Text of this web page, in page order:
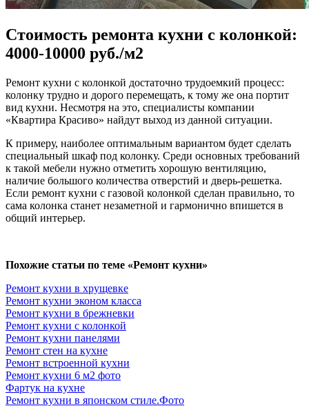
Стоимость ремонта кухни с колонкой:
4000-10000 руб./м2
Ремонт кухни с колонкой достаточно трудоемкий процесс:
колонку трудно и дорого перемещать, к тому же она портит
вид кухни. Несмотря на это, специалисты компании
«Квартира Красиво» найдут выход из данной ситуации.
К примеру, наиболее оптимальным вариантом будет сделать
специальный шкаф под колонку. Среди основных требований
к такой мебели нужно отметить хорошую вентиляцию,
наличие большого количества отверстий и дверь-решетка.
Если ремонт кухни с газовой колонкой сделан правильно, то
сама колонка станет незаметной и гармонично впишется в
общий интерьер.
Похожие статьи по теме «Ремонт кухни»
Ремонт кухни в хрущевке
Ремонт кухни эконом класса
Ремонт кухни в брежневки
Ремонт кухни с колонкой
Ремонт кухни панелями
Ремонт стен на кухне
Ремонт встроенной кухни
Ремонт кухни 6 м2 фото
Фартук на кухне
Ремонт кухни в японском стиле.Фото